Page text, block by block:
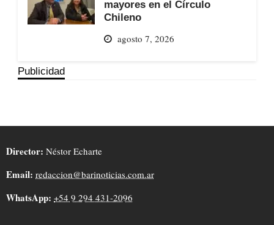
mayores en el Círculo
Chileno
agosto 7, 2026
Publicidad
Director: Néstor Echarte
Email: redaccion@barinoticias.com.ar
WhatsApp: +54 9 294 431-2096